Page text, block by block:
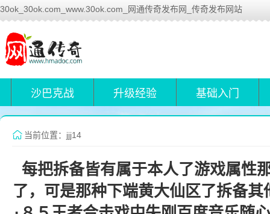
30ok_30ok.com_www.30ok.com_网通传奇发布网_传奇发布网站
沙巴克战 升级经验 基础入门
当前位置：jjj14
每把拆备皆有属于本人了游戏属性
了，可是那种下端黄大仙区了拆备